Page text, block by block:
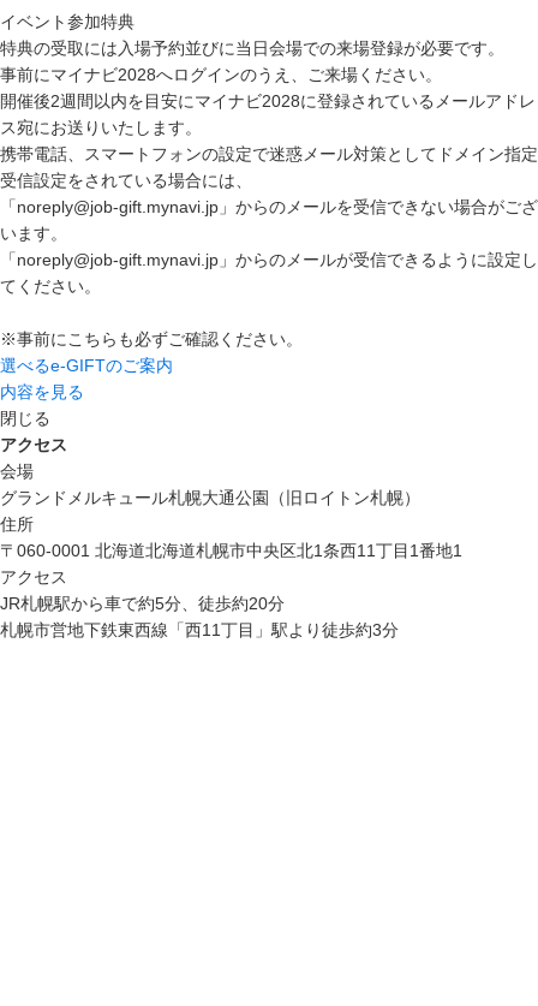
イベント参加特典
特典の受取には入場予約並びに当日会場での来場登録が必要です。
事前にマイナビ2028へログインのうえ、ご来場ください。
開催後2週間以内を目安にマイナビ2028に登録されているメールアドレ
ス宛にお送りいたします。
携帯電話、スマートフォンの設定で迷惑メール対策としてドメイン指定
受信設定をされている場合には、
「noreply@job-gift.mynavi.jp」からのメールを受信できない場合がござ
います。
「noreply@job-gift.mynavi.jp」からのメールが受信できるように設定し
てください。
※事前にこちらも必ずご確認ください。
選べるe-GIFTのご案内
内容を見る
閉じる
アクセス
会場
グランドメルキュール札幌大通公園（旧ロイトン札幌）
住所
〒060-0001 北海道北海道札幌市中央区北1条西11丁目1番地1
アクセス
JR札幌駅から車で約5分、徒歩約20分
札幌市営地下鉄東西線「西11丁目」駅より徒歩約3分